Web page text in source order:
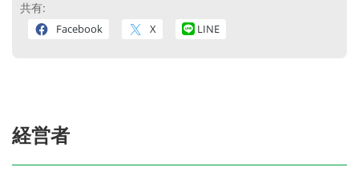
共有:
Facebook X LINE
経営者